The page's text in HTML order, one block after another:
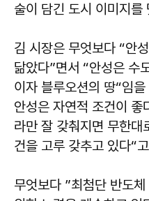
술이 담긴 도시 이미지를
김 시장은 무엇보다 “안
닮았다”면서 “안성은 수
이자 블루오션의 땅“임
안성은 자연적 조건이 좋
라만 잘 갖춰지면 무한
건을 고루 갖추고 있다“
무엇보다 ”최첨단 반도